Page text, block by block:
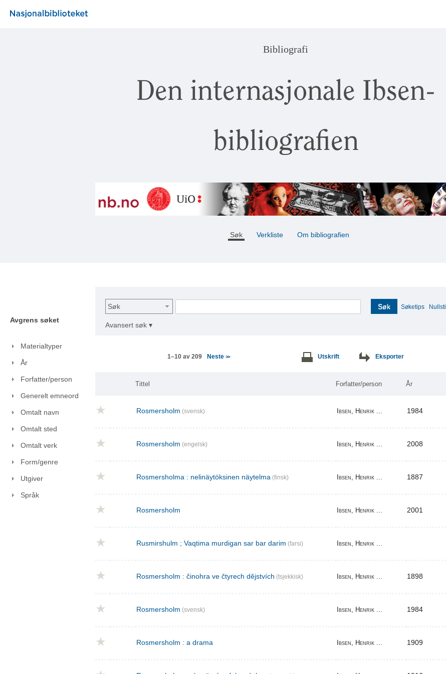
Bibliografi
Den internasjonale Ibsen-
bibliografien
Søk Verkliste Om bibliografien
Avgrens søket
Materialtyper
År
Forfatter/person
Generelt emneord
Omtalt navn
Omtalt sted
Omtalt verk
Form/genre
Utgiver
Språk
Søk Søk Søketips Nullstill
Avansert søk ▾
1–10 av 209 Neste >> Utskrift Eksporter
Tittel Forfatter/person År
Rosmersholm (svensk) Ibsen, Henrik ... 1984
Rosmersholm (engelsk) Ibsen, Henrik ... 2008
Rosmersholma : nelinäytöksinen näytelma (finsk) Ibsen, Henrik ... 1887
Rosmersholm Ibsen, Henrik ... 2001
Rusmirshulm ; Vaqtima murdigan sar bar darim (farsi) Ibsen, Henrik ...
Rosmersholm : činohra ve čtyrech dějstvích (tsjekkisk) Ibsen, Henrik ... 1898
Rosmersholm (svensk) Ibsen, Henrik ... 1984
Rosmersholm : a drama Ibsen, Henrik ... 1909